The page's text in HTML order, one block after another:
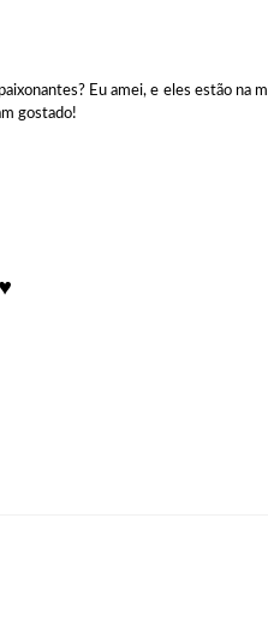
Eu amei, e eles estão na
gostado!